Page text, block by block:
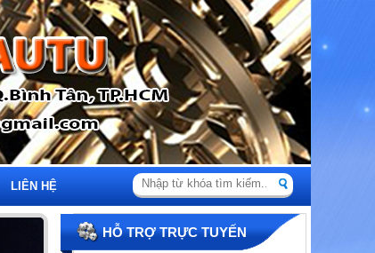
LIÊN HỆ
HỖ TRỢ TRỰC TUYẾN